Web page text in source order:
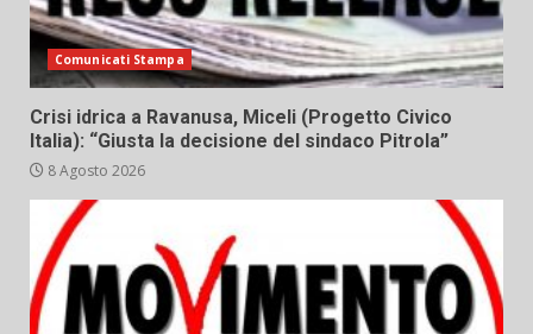
Comunicati Stampa
Crisi idrica a Ravanusa, Miceli (Progetto Civico
Italia): “Giusta la decisione del sindaco Pitrola”
8 Agosto 2026